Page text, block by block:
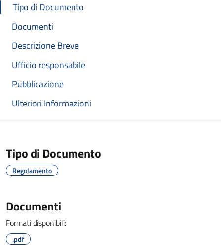
Tipo di Documento
Documenti
Descrizione Breve
Ufficio responsabile
Pubblicazione
Ulteriori Informazioni
Tipo di Documento
Regolamento
Documenti
Formati disponibili:
.pdf